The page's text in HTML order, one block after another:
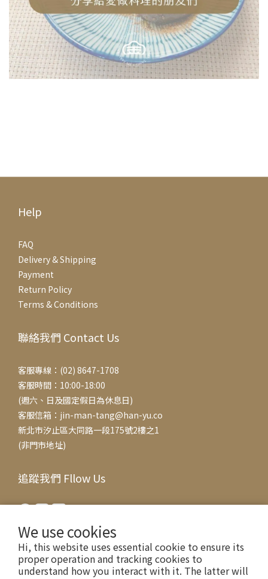
We use cookies
Hi, this website uses essential cookie to ensure its
proper operation and tracking cookies to
understand how you interact with it. The latter will
Help
FAQ
Delivery & Shipping
Payment
Return Policy
Terms & Conditions
聯絡我們 Contact Us
客服專線：(02) 8647-1708
客服時間：10:00-18:00
(週六、日及國定假日為休息日)
客服信箱：jin-man-tang@han-yu.co
新北市汐止區大同路一段175號2樓之1
(非門市地址)
追蹤我們 Fllow Us